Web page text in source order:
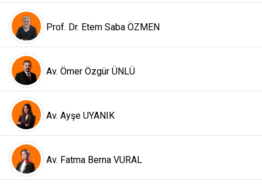
Prof. Dr. Etem Saba ÖZMEN
Av. Ömer Özgür ÜNLÜ
Av. Ayşe UYANIK
Av. Fatma Berna VURAL